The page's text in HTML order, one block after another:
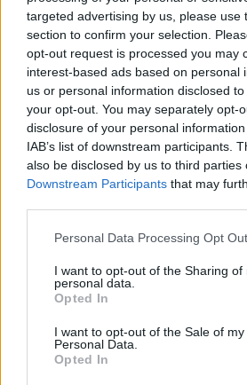
targeted advertising by us, please use
section to confirm your selection.
opt-out request is processed you may
interest-based ads based on personal
us or personal information disclosed
your opt-out. You may separately opt-
disclosure of your personal
IAB’s list of downstream participants.
also be disclosed by us to third parties
Downstream Participants that may
Personal Data Processing Opt
I want to opt-out of the Sharing of
personal data.
Opted In
I want to opt-out of the Sale of my
Personal Data.
Opted In
— Tottenham Hotspur
3, 2025
Nessun cambiamento
La stessa proprietà ha comunicato
alla guida della squadra: “Il
del club e l’ENIC confermano che
non è in venditae che l’ENIC
consorzio cinese, e dal